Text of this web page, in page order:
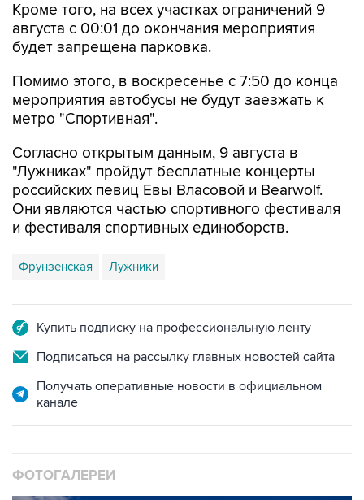
Кроме того, на всех участках ограничений 9
августа с 00:01 до окончания мероприятия
будет запрещена парковка.
Помимо этого, в воскресенье с 7:50 до конца
мероприятия автобусы не будут заезжать к
метро "Спортивная".
Согласно открытым данным, 9 августа в
"Лужниках" пройдут бесплатные концерты
российских певиц Евы Власовой и Bearwolf.
Они являются частью спортивного фестиваля
и фестиваля спортивных единоборств.
Фрунзенская Лужники
Купить подписку на профессиональную ленту
Подписаться на рассылку главных новостей сайта
Получать оперативные новости в официальном
канале
ФОТОГАЛЕРЕИ